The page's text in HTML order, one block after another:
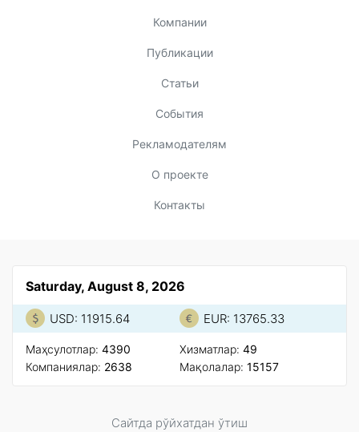
Компании
Публикации
Статьи
События
Рекламодателям
О проекте
Контакты
Saturday, August 8, 2026
USD: 11915.64 EUR: 13765.33
Маҳсулотлар: 4390
Компаниялар: 2638
Xизматлар: 49
Мақолалар: 15157
Сайтда рўйxатдан ўтиш